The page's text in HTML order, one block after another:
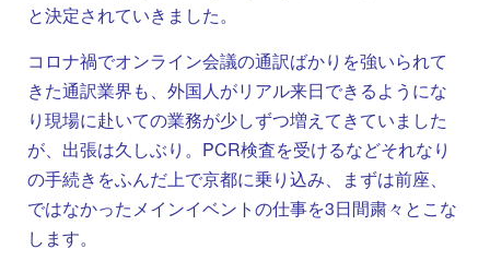
と決定されていきました。
コロナ禍でオンライン会議の通訳ばかりを強いられて
きた通訳業界も、外国人がリアル来日できるようにな
り現場に赴いての業務が少しずつ増えてきていました
が、出張は久しぶり。PCR検査を受けるなどそれなり
の手続きをふんだ上で京都に乗り込み、まずは前座、
ではなかったメインイベントの仕事を3日間粛々とこな
します。